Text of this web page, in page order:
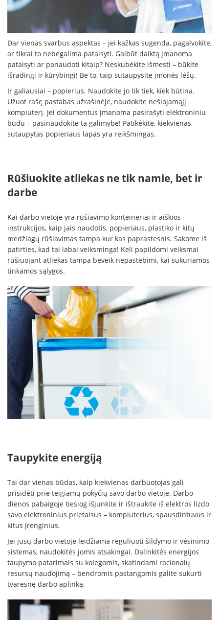
Dar vienas svarbus aspektas – jei kažkas sugenda, pagalvokite,
ar tikrai to nebegalima pataisyti. Galbūt daiktą įmanoma
pataisyti ar panaudoti kitaip? Neskubėkite išmesti – būkite
išradingi ir kūrybingi! Be to, taip sutaupysite įmonės lėšų.
Ir galiausiai – popierius. Naudokite jo tik tiek, kiek būtina.
Užuot rašę pastabas užrašinėje, naudokite nešiojamąjį
kompiuterį. Jei dokumentus įmanoma pasirašyti elektroniniu
būdu – pasinaudokite ta galimybe! Patikėkite, kiekvienas
sutaupytas popieriaus lapas yra reikšmingas.
Rūšiuokite atliekas ne tik namie, bet ir
darbe
Kai darbo vietoje yra rūšiavimo konteineriai ir aiškios
instrukcijos, kaip jais naudotis, popieriaus, plastiko ir kitų
medžiagų rūšiavimas tampa kur kas paprastesnis. Sakome iš
patirties, kad tai labai veiksminga! Keli papildomi veiksmai
rūšiuojant atliekas tampa beveik nepastebimi, kai sukuriamos
tinkamos sąlygos.
Taupykite energiją
Tai dar vienas būdas, kaip kiekvienas darbuotojas gali
prisidėti prie teigiamų pokyčių savo darbo vietoje. Darbo
dienos pabaigoje tiesiog išjunkite ir ištraukite iš elektros lizdo
savo elektroninius prietaisus – kompiuterius, spausdintuvus ir
kitus įrenginius.
Jei jūsų darbo vietoje leidžiama reguliuoti šildymo ir vėsinimo
sistemas, naudokitės jomis atsakingai. Dalinkitės energijos
taupymo patarimais su kolegomis, skatindami racionalų
resursų naudojimą – bendromis pastangomis galite sukurti
tvaresnę darbo aplinką.